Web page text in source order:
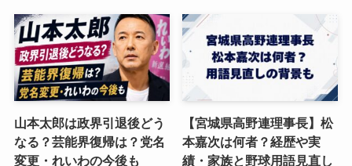
山本太郎は政界引退後どう
なる？芸能界復帰は？党名
変更・れいわの今後も
【宮城県高野連理事長】松
本嘉次は何者？経歴や実
績・家族と野球用語見直し